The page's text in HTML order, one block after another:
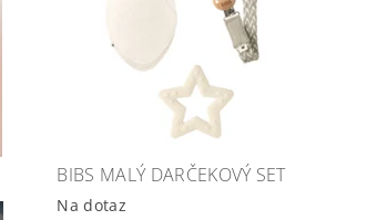
BIBS MALÝ DARČEKOVÝ SET
Na dotaz